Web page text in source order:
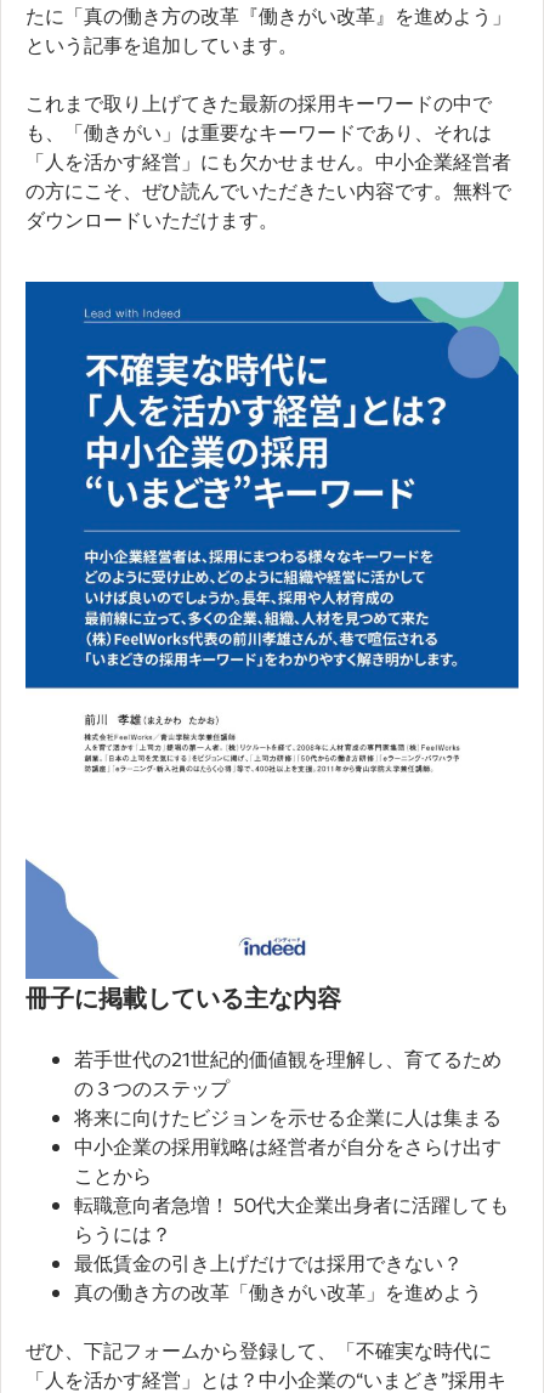
たに「真の働き方の改革『働きがい改革』を進めよう」
という記事を追加しています。
これまで取り上げてきた最新の採用キーワードの中で
も、「働きがい」は重要なキーワードであり、それは
「人を活かす経営」にも欠かせません。中小企業経営者
の方にこそ、ぜひ読んでいただきたい内容です。無料で
ダウンロードいただけます。
冊子に掲載している主な内容
若手世代の21世紀的価値観を理解し、育てるため
の３つのステップ
将来に向けたビジョンを示せる企業に人は集まる
中小企業の採用戦略は経営者が自分をさらけ出す
ことから
転職意向者急増！ 50代大企業出身者に活躍しても
らうには？
最低賃金の引き上げだけでは採用できない？
真の働き方の改革「働きがい改革」を進めよう
ぜひ、下記フォームから登録して、「不確実な時代に
「人を活かす経営」とは？中小企業の“いまどき”採用キ